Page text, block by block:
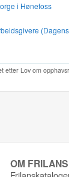
i Hønefoss
(Dagens
Lov om
OM